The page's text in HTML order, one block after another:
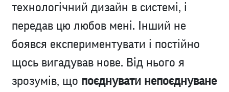
технологічний дизайн в системі, і
передав цю любов мені. Інший не
боявся експериментувати і постійно
щось вигадував нове. Від нього я
зрозумів, що поєднувати непоєднуване